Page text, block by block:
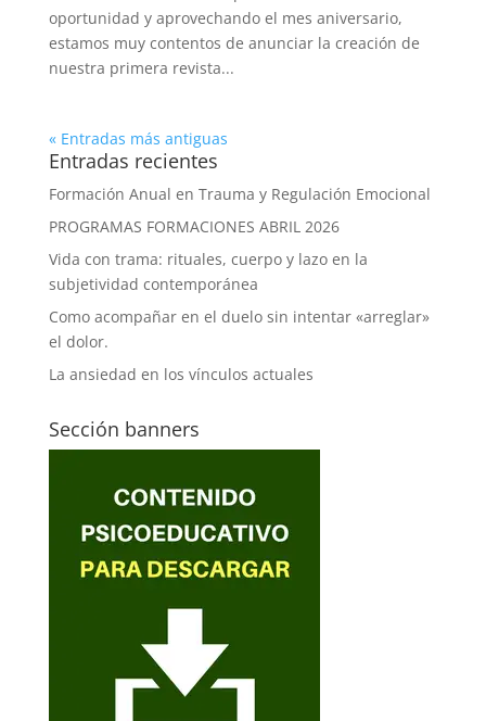
oportunidad y aprovechando el mes aniversario,
estamos muy contentos de anunciar la creación de
nuestra primera revista...
« Entradas más antiguas
Entradas recientes
Formación Anual en Trauma y Regulación Emocional
PROGRAMAS FORMACIONES ABRIL 2026
Vida con trama: rituales, cuerpo y lazo en la
subjetividad contemporánea
Como acompañar en el duelo sin intentar «arreglar»
el dolor.
La ansiedad en los vínculos actuales
Sección banners